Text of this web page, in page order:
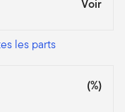
Voir
les parts
(%)